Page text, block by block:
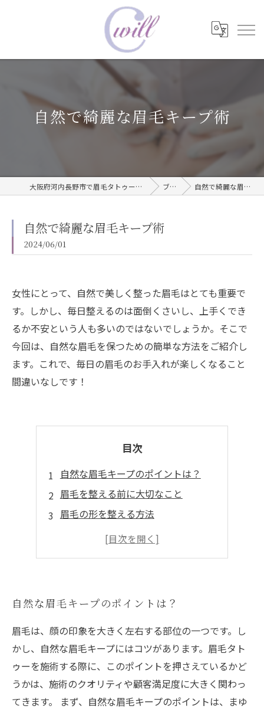
自然で綺麗な眉毛キープ術
大阪府河内長野市で眉毛タトゥーならwill care サロン ブログ 自然で綺麗な眉毛キープ術
自然で綺麗な眉毛キープ術
2024/06/01
女性にとって、自然で美しく整った眉毛はとても重要で
す。しかし、毎日整えるのは面倒くさいし、上手くでき
るか不安という人も多いのではないでしょうか。そこで
今回は、自然な眉毛を保つための簡単な方法をご紹介し
ます。これで、毎日の眉毛のお手入れが楽しくなること
間違いなしです！
目次
自然な眉毛キープのポイントは？
眉毛を整える前に大切なこと
眉毛の形を整える方法
眉毛の色を整えるための方法
自然な眉毛キープのポイントは？
眉毛は、顔の印象を大きく左右する部位の一つです。し
かし、自然な眉毛キープにはコツがあります。眉毛タト
ゥーを施術する際に、このポイントを押さえているかど
うかは、施術のクオリティや顧客満足度に大きく関わっ
てきます。 まず、自然な眉毛キープのポイントは、まゆ